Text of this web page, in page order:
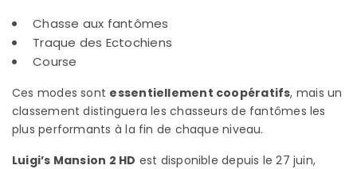
Chasse aux fantômes
Traque des Ectochiens
Course
Ces modes sont essentiellement coopératifs, mais un
classement distinguera les chasseurs de fantômes les
plus performants à la fin de chaque niveau.
Luigi’s Mansion 2 HD est disponible depuis le 27 juin,